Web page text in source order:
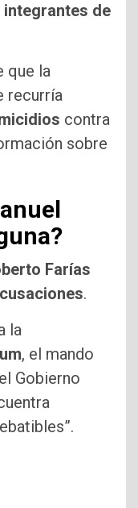
de
que la
recurría
contra
sobre
Farías
.
la
, el mando
Gobierno